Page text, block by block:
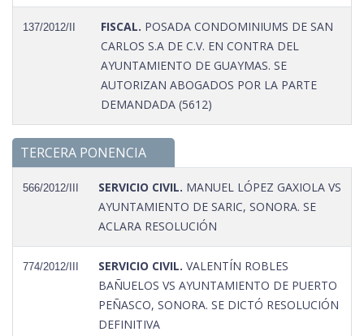
137/2012/II FISCAL. POSADA CONDOMINIUMS DE SAN
CARLOS S.A DE C.V. EN CONTRA DEL
AYUNTAMIENTO DE GUAYMAS. SE
AUTORIZAN ABOGADOS POR LA PARTE
DEMANDADA (5612)
TERCERA PONENCIA
566/2012/III SERVICIO CIVIL. MANUEL LÓPEZ GAXIOLA VS
AYUNTAMIENTO DE SARIC, SONORA. SE
ACLARA RESOLUCIÓN
774/2012/III SERVICIO CIVIL. VALENTÍN ROBLES
BAÑUELOS VS AYUNTAMIENTO DE PUERTO
PEÑASCO, SONORA. SE DICTÓ RESOLUCIÓN
DEFINITIVA